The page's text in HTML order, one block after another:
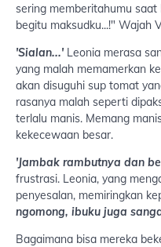
sering memberitahumu saat
begitu maksudku...!" Wajah
'Sialan...'Leonia merasa
yang malah memamerkan
akan disuguhi sup tomat
rasanya malah seperti
terlalu manis. Memang
kekecewaan besar.
'Jambak rambutnya dan
frustrasi. Leonia, yang
penyesalan, memiringkan
ngomong, ibuku juga
Bagaimana bisa mereka